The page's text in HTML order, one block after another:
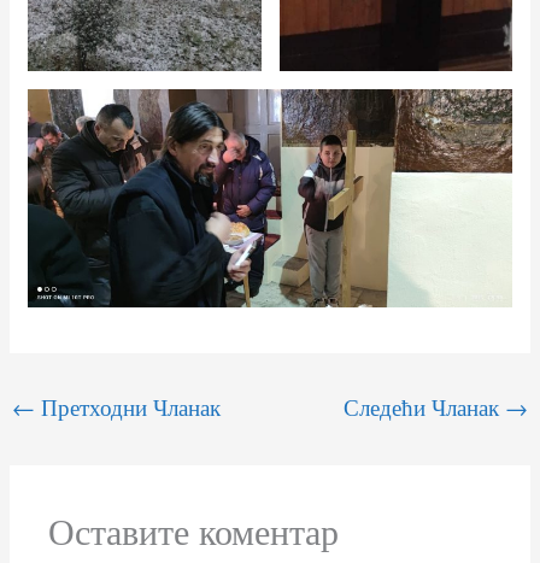
← Претходни Чланак Следећи Чланак →
Оставите коментар